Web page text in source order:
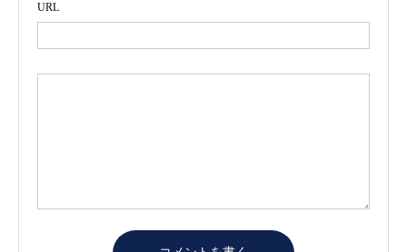
URL